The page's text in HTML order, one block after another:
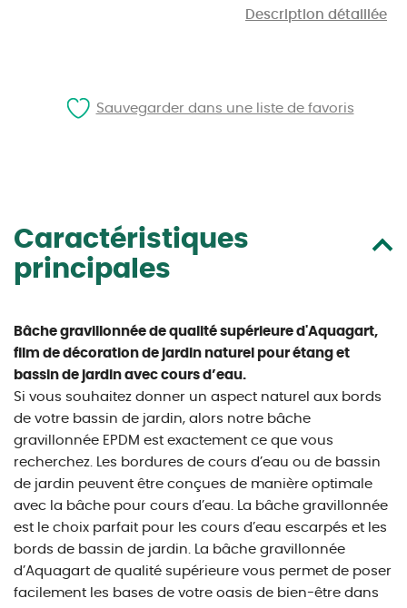
Description détaillée
Caractéristiques
principales
Bâche gravillonnée de qualité supérieure d'Aquagart,
film de décoration de jardin naturel pour étang et
bassin de jardin avec cours d’eau.
Si vous souhaitez donner un aspect naturel aux bords
de votre bassin de jardin, alors notre bâche
gravillonnée EPDM est exactement ce que vous
recherchez. Les bordures de cours d’eau ou de bassin
de jardin peuvent être conçues de manière optimale
avec la bâche pour cours d’eau. La bâche gravillonnée
est le choix parfait pour les cours d’eau escarpés et les
bords de bassin de jardin. La bâche gravillonnée
d’Aquagart de qualité supérieure vous permet de poser
facilement les bases de votre oasis de bien-être dans
Sauvegarder dans une liste de favoris